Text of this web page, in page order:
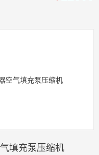
填充泵压缩机